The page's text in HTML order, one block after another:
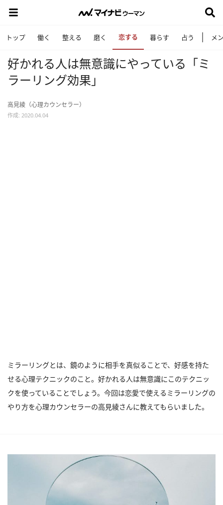
トップ 働く 整える 磨く 恋する 暮らす 占う メ
好かれる人は無意識にやっている「ミ
ラーリング効果」
高見綾（心理カウンセラー）
作成: 2020.04.04
ミラーリングとは、鏡のように相手を真似ることで、好感を持た
せる心理テクニックのこと。好かれる人は無意識にこのテクニッ
クを使っていることでしょう。今回は恋愛で使えるミラーリングの
やり方を心理カウンセラーの高見綾さんに教えてもらいました。